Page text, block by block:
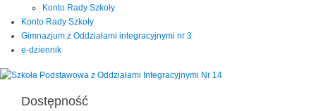
Konto Rady Szkoły
Konto Rady Szkoły
Gimnazjum z Oddziałami integracyjnymi nr 3
e-dziennik
Dostępność